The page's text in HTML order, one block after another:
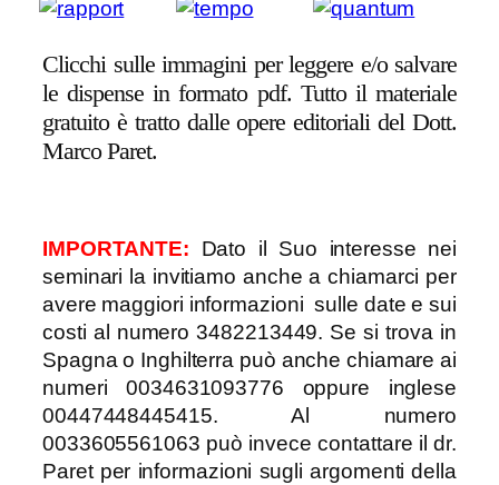
Clicchi sulle immagini per leggere e/o salvare
le dispense in formato pdf. Tutto il materiale
gratuito è tratto dalle opere editoriali del Dott.
Marco Paret.
IMPORTANTE: Dato il Suo interesse nei
seminari la invitiamo anche a chiamarci per
avere maggiori informazioni sulle date e sui
costi al numero 3482213449. Se si trova in
Spagna o Inghilterra può anche chiamare ai
numeri 0034631093776 oppure inglese
00447448445415. Al numero
0033605561063 può invece contattare il dr.
Paret per informazioni sugli argomenti della